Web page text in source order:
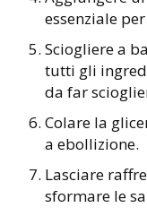
essenziale
Sciogliere a
tutti gli
da far
Colare la
a ebollizione.
Lasciare
sformare le